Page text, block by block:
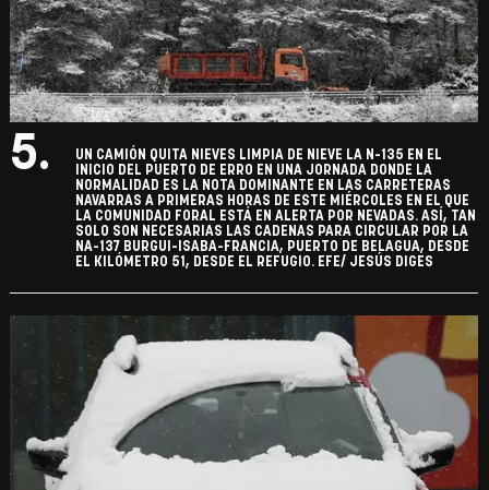
5.
UN CAMIÓN QUITA NIEVES LIMPIA DE NIEVE LA N-135 EN EL
INICIO DEL PUERTO DE ERRO EN UNA JORNADA DONDE LA
NORMALIDAD ES LA NOTA DOMINANTE EN LAS CARRETERAS
NAVARRAS A PRIMERAS HORAS DE ESTE MIÉRCOLES EN EL QUE
LA COMUNIDAD FORAL ESTÁ EN ALERTA POR NEVADAS. ASÍ, TAN
SOLO SON NECESARIAS LAS CADENAS PARA CIRCULAR POR LA
NA-137 BURGUI-ISABA-FRANCIA, PUERTO DE BELAGUA, DESDE
EL KILÓMETRO 51, DESDE EL REFUGIO. EFE/ JESÚS DIGES